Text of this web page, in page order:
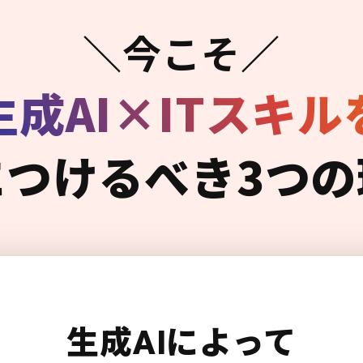
＼今こそ／
成AI×ITスキル
けるべき3つ
生成AIによって